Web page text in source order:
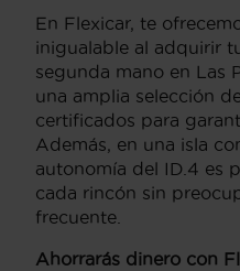
En Flexicar, te
inigualable al adquirir
segunda mano en Las
una amplia selección
certificados para
Además, en una isla
autonomía del ID.4 es
cada rincón sin
frecuente.
Ahorrarás dinero con